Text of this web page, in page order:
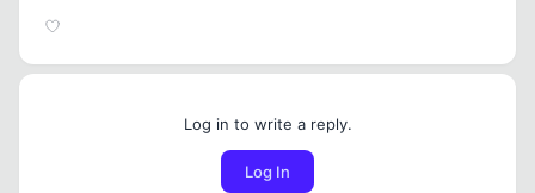
Log in to write a reply.
Log In